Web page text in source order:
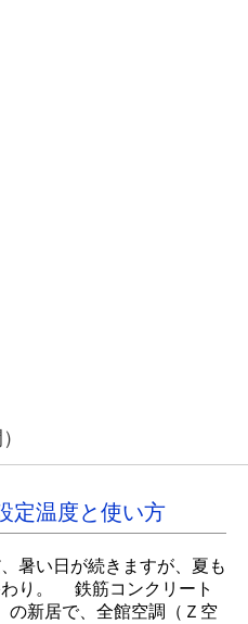
定温度と使い方
暑い日が続きますが、夏も
わり。 鉄筋コンクリート
の新居で、全館空調（Ｚ空